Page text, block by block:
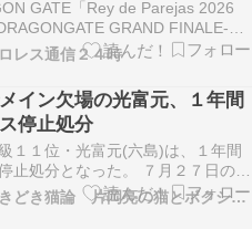
…豹が連れて来たみょんみ
ロール不能のギアニー！
GATE「Rey de Parejas 2026
GRAND FINALE-」
試合内容は実況ポストより) ＜第1
3WAYマッチ 15分1本勝負＞〇田
トリスタン・ムーディー…
レス通信２４時
イン欠場の光富元、１年間
停止処分
１１位・光富元(六島)は、１年間
止処分となった。 ７月２７日の東
ル、バンタム級より重い５４キロ
インイベン
拳論ときどき猫論 片岡亮の猫とボクシング日記